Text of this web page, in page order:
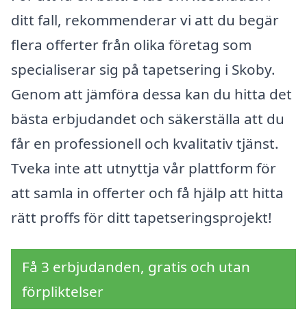
ditt fall, rekommenderar vi att du begär
flera offerter från olika företag som
specialiserar sig på tapetsering i Skoby.
Genom att jämföra dessa kan du hitta det
bästa erbjudandet och säkerställa att du
får en professionell och kvalitativ tjänst.
Tveka inte att utnyttja vår plattform för
att samla in offerter och få hjälp att hitta
rätt proffs för ditt tapetseringsprojekt!
Få 3 erbjudanden, gratis och utan
förpliktelser